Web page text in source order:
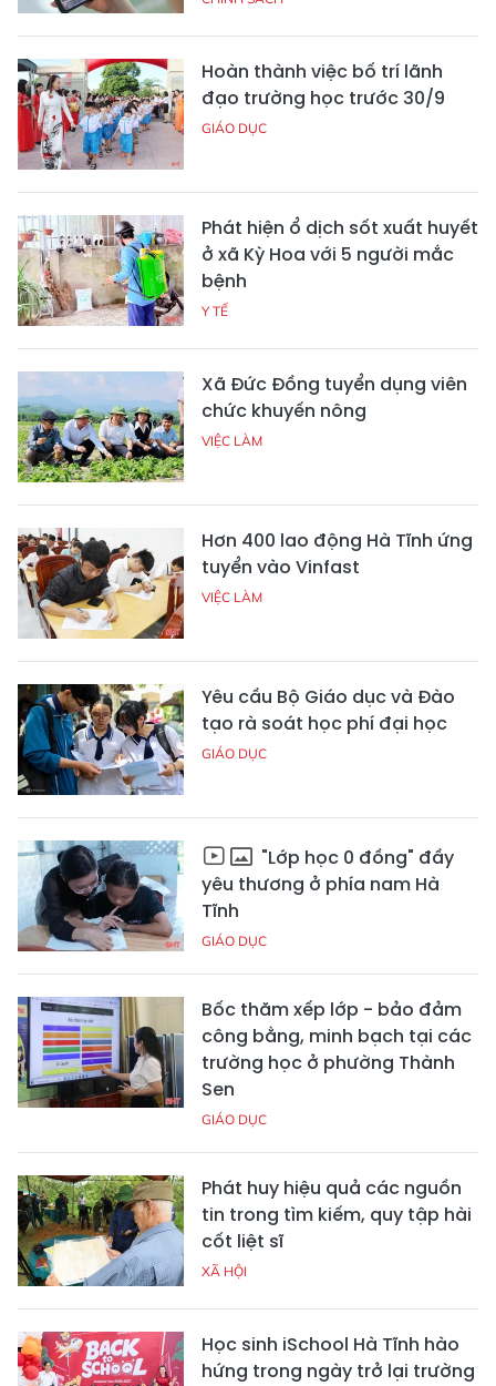
Hoàn thành việc bố trí lãnh
đạo trường học trước 30/9
GIÁO DỤC
Phát hiện ổ dịch sốt xuất huyết
ở xã Kỳ Hoa với 5 người mắc
bệnh
Y TẾ
Xã Đức Đồng tuyển dụng viên
chức khuyến nông
VIỆC LÀM
Hơn 400 lao động Hà Tĩnh ứng
tuyển vào Vinfast
VIỆC LÀM
Yêu cầu Bộ Giáo dục và Đào
tạo rà soát học phí đại học
GIÁO DỤC
"Lớp học 0 đồng" đầy
yêu thương ở phía nam Hà
Tĩnh
GIÁO DỤC
Bốc thăm xếp lớp - bảo đảm
công bằng, minh bạch tại các
trường học ở phường Thành
Sen
GIÁO DỤC
Phát huy hiệu quả các nguồn
tin trong tìm kiếm, quy tập hài
cốt liệt sĩ
XÃ HỘI
Học sinh iSchool Hà Tĩnh hào
hứng trong ngày trở lại trường